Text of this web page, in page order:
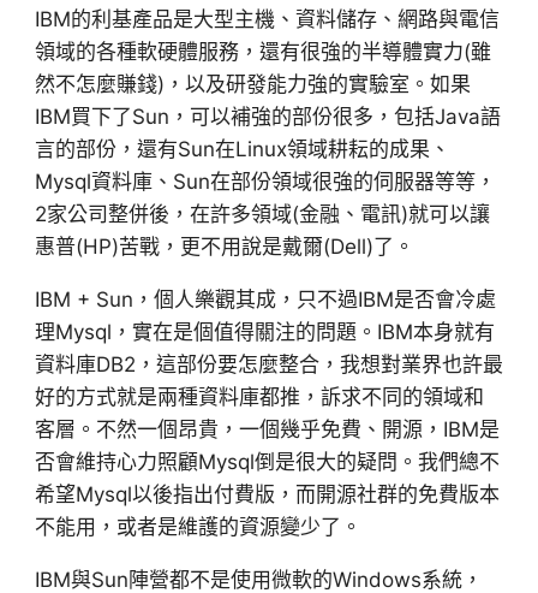
IBM的利基產品是大型主機、資料儲存、網路與電信
領域的各種軟硬體服務，還有很強的半導體實力(雖
然不怎麼賺錢)，以及研發能力強的實驗室。如果
IBM買下了Sun，可以補強的部份很多，包括Java語
言的部份，還有Sun在Linux領域耕耘的成果、
Mysql資料庫、Sun在部份領域很強的伺服器等等，
2家公司整併後，在許多領域(金融、電訊)就可以讓
惠普(HP)苦戰，更不用說是戴爾(Dell)了。
IBM + Sun，個人樂觀其成，只不過IBM是否會冷處
理Mysql，實在是個值得關注的問題。IBM本身就有
資料庫DB2，這部份要怎麼整合，我想對業界也許最
好的方式就是兩種資料庫都推，訴求不同的領域和
客層。不然一個昂貴，一個幾乎免費、開源，IBM是
否會維持心力照顧Mysql倒是很大的疑問。我們總不
希望Mysql以後指出付費版，而開源社群的免費版本
不能用，或者是維護的資源變少了。
IBM與Sun陣營都不是使用微軟的Windows系統，